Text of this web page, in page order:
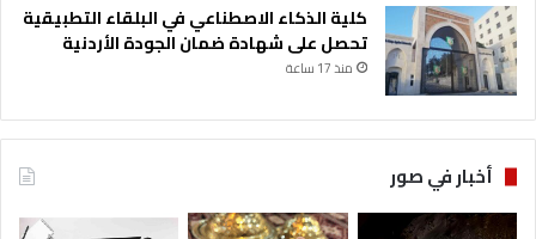
د
ن
ع
ا
ل
م
ي
ا
كلية الذكاء الاصطناعي في البلقاء التطبيقية
تحصل على شهادة ضمان الجودة الأردنية
منذ 17 ساعة
أخبار في صور